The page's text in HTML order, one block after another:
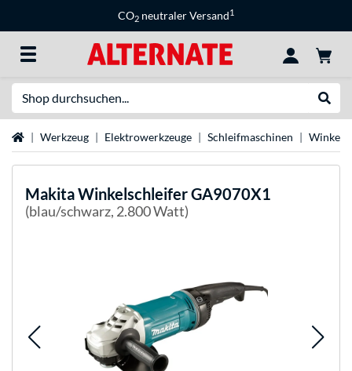
CO2 neutraler Versand1
StartseiteWerkzeug Elektrowerkzeuge Schleifmaschinen
MakitaWinkelschleifer GA9070X1
(blau/schwarz, 2.800 Watt)